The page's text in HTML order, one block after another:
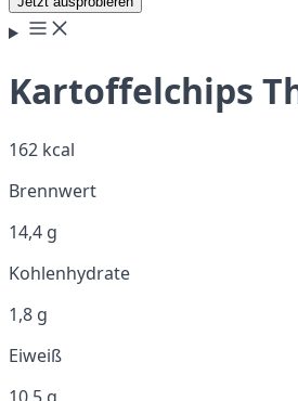
Kartoffelchips
162 kcal
Brennwert
14,4 g
Kohlenhydrate
1,8 g
Eiweiß